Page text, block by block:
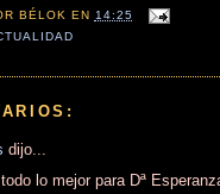
BÉLOK EN 14:25
dijo...
todo lo mejor para Dª